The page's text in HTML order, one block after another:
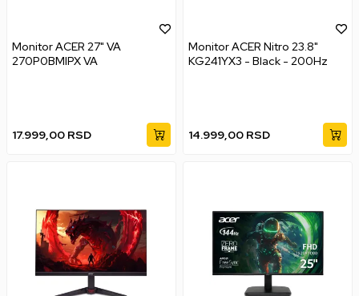
Monitor ACER 27" VA
270P0BMIPX VA
17.999,00 RSD
Monitor ACER Nitro 23.8"
KG241YX3 - Black - 200Hz
14.999,00 RSD